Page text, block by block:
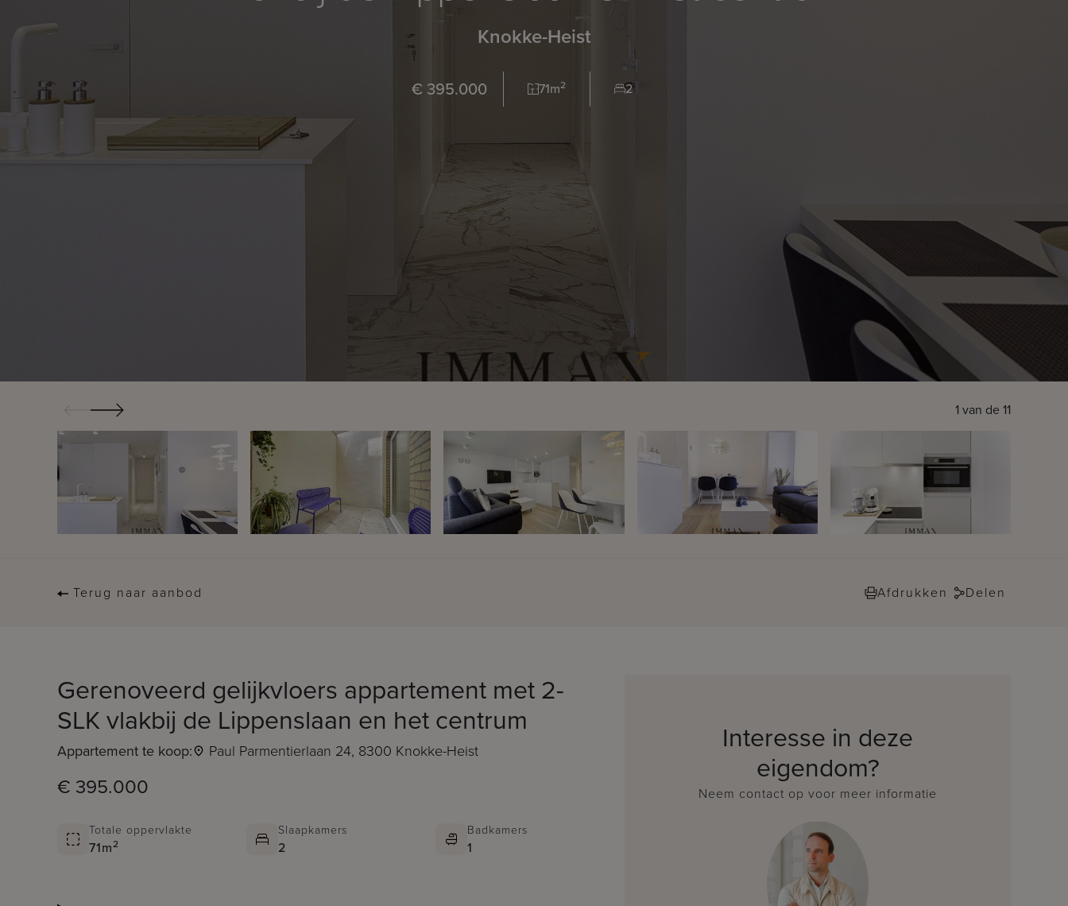
Knokke-Heist
€ 395.000 71m2 2
1 van de11
Terug naar aanbod Afdrukken Delen
Gerenoveerd gelijkvloers appartement met 2-
SLK vlakbij de Lippenslaan en het centrum
Appartement te koop: Paul Parmentierlaan 24, 8300 Knokke-Heist
€ 395.000
Totale oppervlakte
71m2
Slaapkamers
2
Badkamers
1
Interesse in deze
eigendom?
Neem contact op voor meer informatie